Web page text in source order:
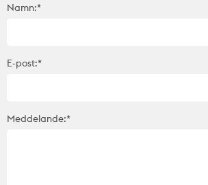
Namn:*
E-post:*
Meddelande:*